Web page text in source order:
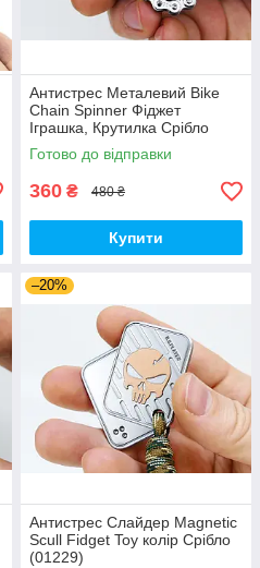
Антистрес Металевий Bike
Chain Spinner Фіджет
Іграшка, Крутилка Срібло
(01154)
Готово до відправки
360 ₴ 480 ₴
Купити
–20%
Антистрес Слайдер Magnetic
Scull Fidget Toy колір Срібло
(01229)